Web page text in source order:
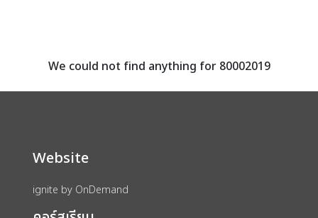
assignment ลงทะเบียน
We could not find anything for 80002019
Website
ignite by OnDemand